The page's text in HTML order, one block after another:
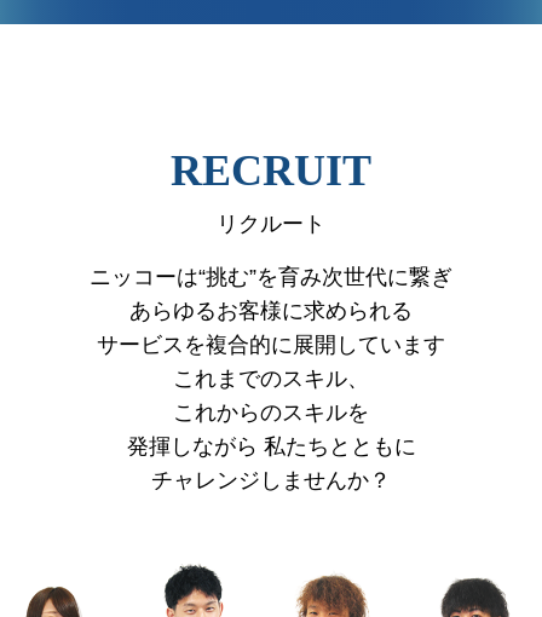
RECRUIT
リクルート
ニッコーは“挑む”を育み次世代に繋ぎ
あらゆるお客様に求められる
サービスを複合的に展開しています
これまでのスキル、
これからのスキルを
発揮しながら 私たちとともに
チャレンジしませんか？